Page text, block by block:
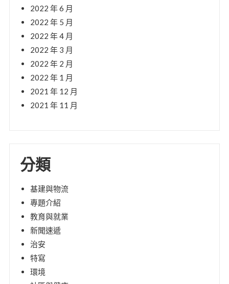
2022 年 6 月
2022 年 5 月
2022 年 4 月
2022 年 3 月
2022 年 2 月
2022 年 1 月
2021 年 12 月
2021 年 11 月
分類
基建與物流
專題介紹
教育與就業
新聞速遞
治安
特寫
環境